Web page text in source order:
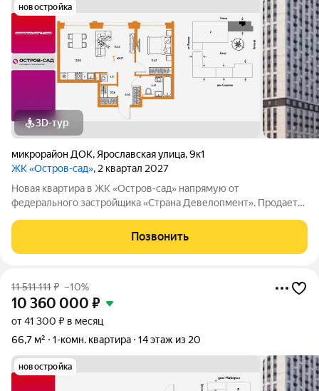
новостройка
3D-тур
микрорайон ДОК, Ярославская улица,9к1
ЖК «Остров-сад», 2 квартал 2027
Новая квартира в ЖК «Остров-сад» напрямую от
федерального застройщика «Страна Девелопмент». Продается
Девелопмент. Площадь квартиры 49,57 кв. м. Жилой комплекс
Позвонить
11 511 111₽ –10%
10 360 000 ₽
от 41 300 ₽ в месяц
66,7 м²
1-комн. квартира 14 этаж из 20
новостройка